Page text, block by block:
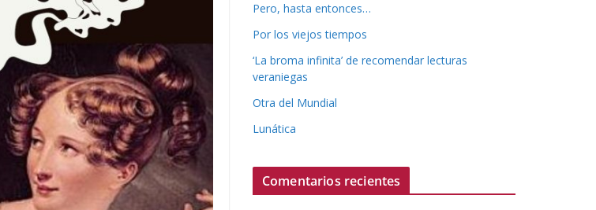
Pero, hasta entonces…
Por los viejos tiempos
‘La broma infinita’ de recomendar lecturas
veraniegas
Otra del Mundial
Lunática
Comentarios recientes